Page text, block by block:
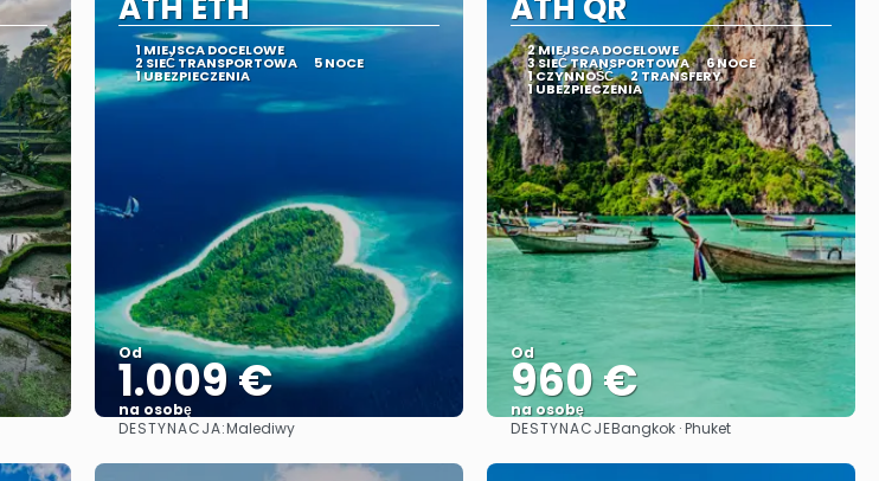
1 MIEJSCA DOCELOWE
2 SIEĆ TRANSPORTOWA 5 NOCE
1 UBEZPIECZENIA
Od
1.009 €
na osobę
Zobacz
DESTYNACJA:Malediwy
2 MIEJSCA DOCELOWE
3 SIEĆ TRANSPORTOWA 6 NOCE
1 CZYNNOŚĆ 2 TRANSFERY
1 UBEZPIECZENIA
Od
960 €
na osobę
Zobacz
DESTYNACJEBangkok · Phuket